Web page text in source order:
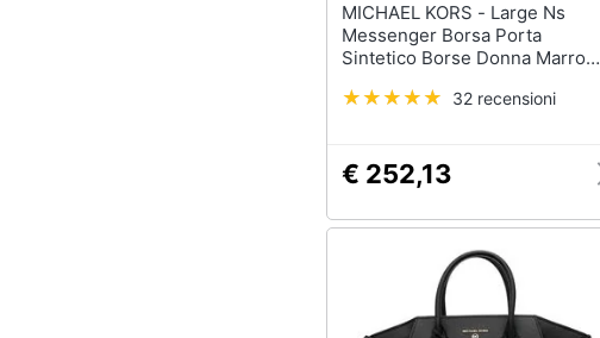
MICHAEL KORS - Large Ns
Messenger Borsa Porta
Sintetico Borse Donna Marrone
32 recensioni
€ 252,13